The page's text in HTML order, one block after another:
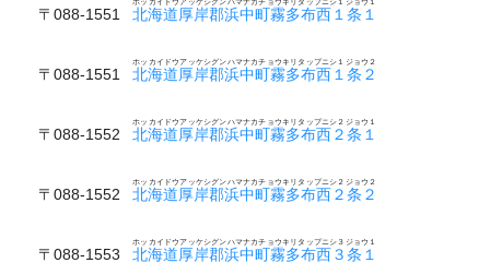
〒088-1551 北海道厚岸郡浜中町霧多布西１条１
〒088-1551 北海道厚岸郡浜中町霧多布西１条２
ホッカイドウアッケシグンハマナカチョウキリタップニシ１ジョウ２
〒088-1552 北海道厚岸郡浜中町霧多布西２条１
ホッカイドウアッケシグンハマナカチョウキリタップニシ２ジョウ１
〒088-1552 北海道厚岸郡浜中町霧多布西２条２
ホッカイドウアッケシグンハマナカチョウキリタップニシ２ジョウ２
〒088-1553 北海道厚岸郡浜中町霧多布西３条１
ホッカイドウアッケシグンハマナカチョウキリタップニシ３ジョウ１